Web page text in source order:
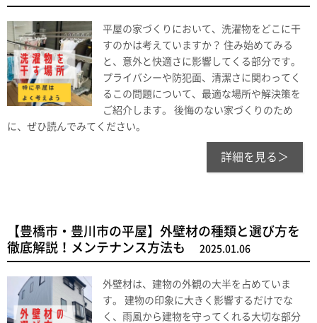
平屋の家づくりにおいて、洗濯物をどこに干
すのかは考えていますか？ 住み始めてみる
と、意外と快適さに影響してくる部分です。
プライバシーや防犯面、清潔さに関わってく
るこの問題について、最適な場所や解決策を
ご紹介します。 後悔のない家づくりのため
に、ぜひ読んでみてください。
詳細を見る＞
【豊橋市・豊川市の平屋】外壁材の種類と選び方を
徹底解説！メンテナンス方法も
2025.01.06
外壁材は、建物の外観の大半を占めていま
す。 建物の印象に大きく影響するだけでな
く、雨風から建物を守ってくれる大切な部分